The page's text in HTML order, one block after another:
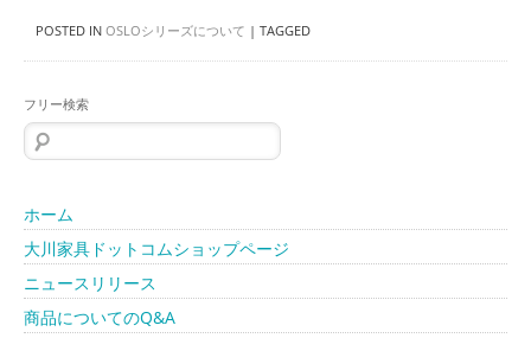
POSTED IN OSLOシリーズについて | TAGGED
フリー検索
検
索:
ホーム
大川家具ドットコムショップページ
ニュースリリース
商品についてのQ&A